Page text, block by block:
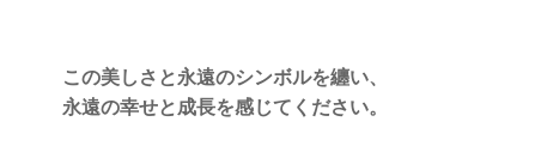
この美しさと永遠のシンボルを纏い、
永遠の幸せと成長を感じてください。